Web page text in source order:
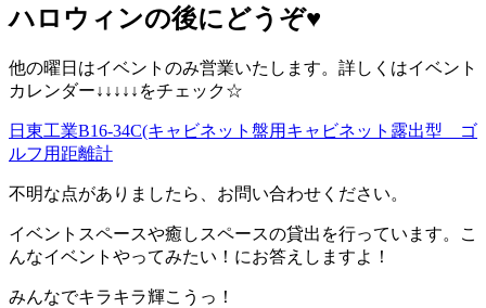
ハロウィンの後にどうぞ♥️
他の曜日はイベントのみ営業いたします。詳しくはイベント
カレンダー↓↓↓↓↓をチェック☆
日東工業B16-34C(キャビネット盤用キャビネット露出型 ゴ
ルフ用距離計
不明な点がありましたら、お問い合わせください。
イベントスペースや癒しスペースの貸出を行っています。こ
んなイベントやってみたい！にお答えしますよ！
みんなでキラキラ輝こうっ！